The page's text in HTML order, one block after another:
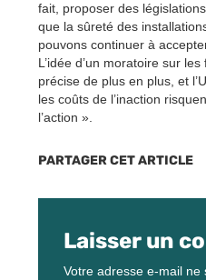
fait, proposer des
que la sûreté des
pouvons continuer à
L’idée d’un moratoire sur
précise de plus en plus, et
les coûts de l’inaction
l’action ».
PARTAGER CET ARTICLE
Laisser un
Votre adresse e-mail ne